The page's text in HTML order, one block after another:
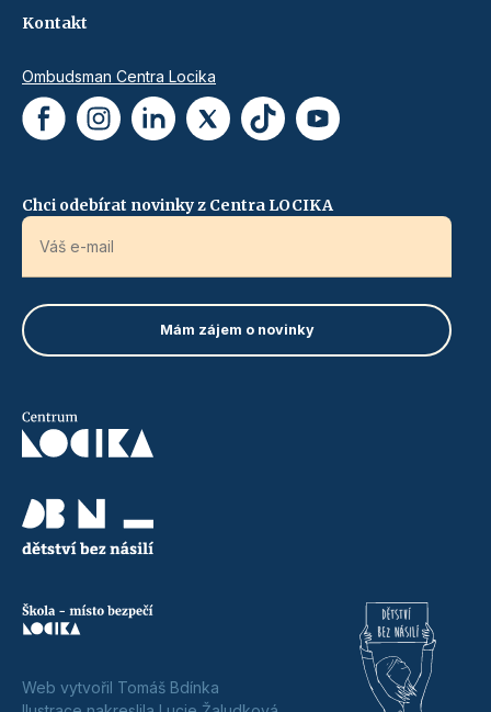
Kontakt
Ombudsman Centra Locika
Chci odebírat novinky z Centra LOCIKA
Web vytvořil Tomáš Bdínka